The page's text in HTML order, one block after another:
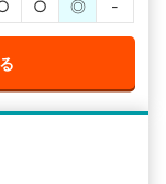
○ ◎ -